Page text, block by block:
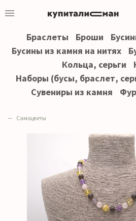
Браслеты Броши
Бусины из камня на нитях
Кольца, серьги
Наборы (бусы, браслет,
Сувениры из камня
Самоцветы